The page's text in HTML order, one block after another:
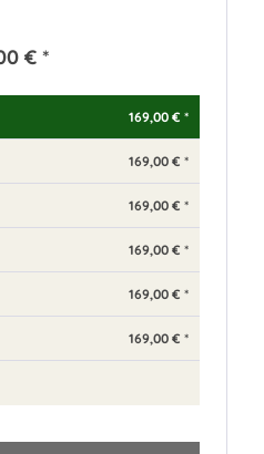
€ *
169,00 € *
169,00 € *
169,00 € *
169,00 € *
169,00 € *
169,00 € *